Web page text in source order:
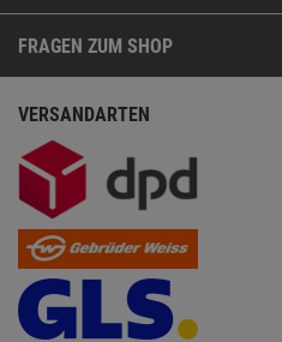
FRAGEN ZUM SHOP
VERSANDARTEN